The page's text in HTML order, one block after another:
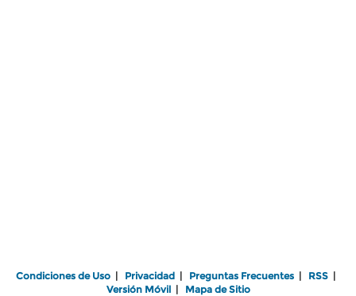
Condiciones de Uso | Privacidad | Preguntas Frecuentes | RSS |
Versión Móvil| Mapa de Sitio